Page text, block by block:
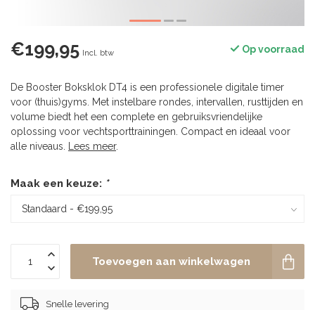
€199,95 Incl. btw Op voorraad
De Booster Boksklok DT4 is een professionele digitale timer
voor (thuis)gyms. Met instelbare rondes, intervallen, rusttijden en
volume biedt het een complete en gebruiksvriendelijke
oplossing voor vechtsporttrainingen. Compact en ideaal voor
alle niveaus.
Lees meer.
Maak een keuze: *
Toevoegen aan winkelwagen
Snelle levering